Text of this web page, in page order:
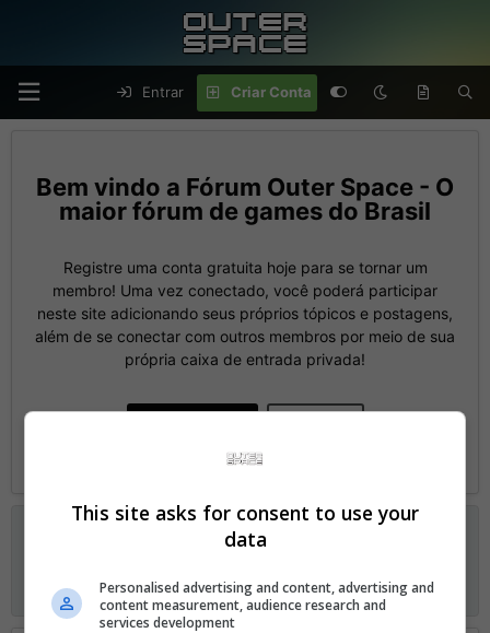
Entrar Criar Conta
Fórum Outer Space - O
maior fórum de games do Brasil
Registre uma conta gratuita hoje para se tornar um
membro! Uma vez conectado, você poderá participar
neste site adicionando seus próprios tópicos e postagens,
além de se conectar com outros membros por meio de sua
própria caixa de entrada privada!
Anunciando os planos GOLD no Fórum Outer Space
Visitante, agora você pode ajudar o Fórum Outer Space e
anúncios
edois temas exclusivos. Veja os detalhesaqui.
This site asks for consent to use your
data
Personalised advertising and content, advertising and
content measurement, audience research and
services development